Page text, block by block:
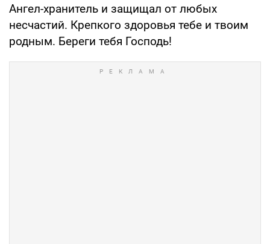
Ангел-хранитель и защищал от любых
несчастий. Крепкого здоровья тебе и твоим
родным. Береги тебя Господь!